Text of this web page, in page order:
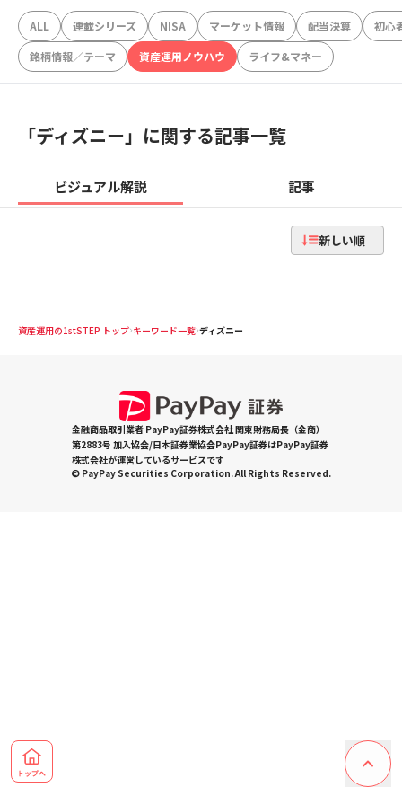
ALL 連載シリーズ NISA マーケット情報 配当決算
初心
銘柄情報／テーマ
資産運用ノウハウ ライフ&マネー
「ディズニー」に関する記事一覧
ビジュアル解説 記事
新しい順
資産運用の1stSTEP トップ キーワード一覧 ディズニー
金融商品取引業者 PayPay証券株式会社 関東財務局長（金商）
第2883号 加入協会/日本証券業協会PayPay証券はPayPay証券
株式会社が運営しているサービスです
© PayPay Securities Corporation. All Rights Reserved.